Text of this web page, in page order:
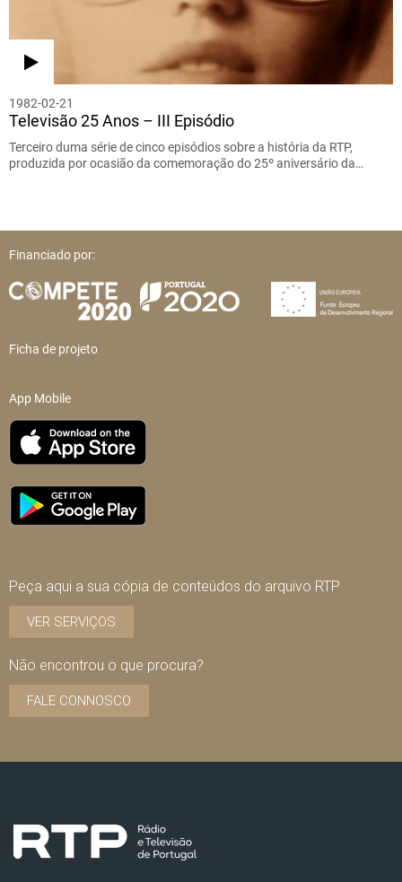
1982-02-21
Televisão 25 Anos – III Episódio
Terceiro duma série de cinco episódios sobre a história da RTP,
produzida por ocasião da comemoração do 25º aniversário da…
Financiado por:
Ficha de projeto
App Mobile
Peça aqui a sua cópia de conteúdos do arquivo RTP
VER SERVIÇOS
Não encontrou o que procura?
FALE CONNOSCO